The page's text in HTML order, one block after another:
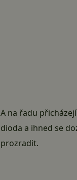
A na řadu
dioda a ihned se
prozradit.